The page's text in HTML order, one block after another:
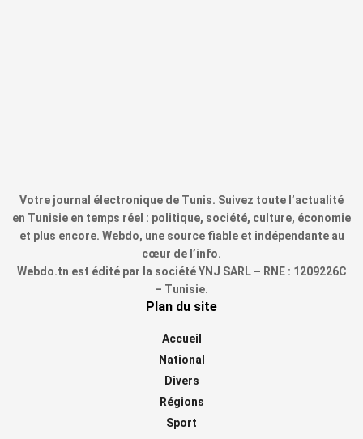
Votre journal électronique de Tunis. Suivez toute l’actualité
en Tunisie en temps réel : politique, société, culture, économie
et plus encore. Webdo, une source fiable et indépendante au
cœur de l’info.
Webdo.tn est édité par la société YNJ SARL – RNE : 1209226C
– Tunisie.
Plan du site
Accueil
National
Divers
Régions
Sport